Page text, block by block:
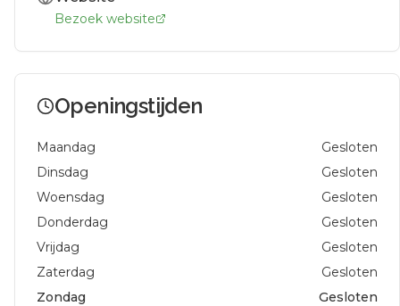
Bezoek website
Openingstijden
Maandag
Gesloten
Dinsdag
Gesloten
Woensdag
Gesloten
Donderdag
Gesloten
Vrijdag
Gesloten
Zaterdag
Gesloten
Zondag
Gesloten